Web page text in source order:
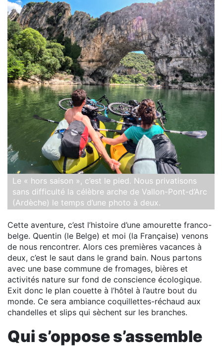
Le « hors saison », c’est le pied. Nous privatisons
sans difficulté la célèbre arche de Vallon-Pont-d’Arc
(Ardèche) le temps d’une photo à deux.
Cette aventure, c’est l’histoire d’une amourette franco-
belge. Quentin (le Belge) et moi (la Française) venons
de nous rencontrer. Alors ces premières vacances à
deux, c’est le saut dans le grand bain. Nous partons
avec une base commune de fromages, bières et
activités nature sur fond de conscience écologique.
Exit donc le plan couette à l’hôtel à l’autre bout du
monde. Ce sera ambiance coquillettes-réchaud aux
chandelles et slips qui sèchent sur les branches.
Qui s’oppose s’assemble